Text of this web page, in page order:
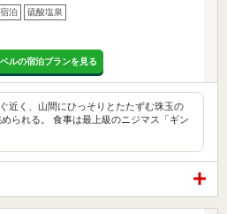
宿泊 硫酸塩泉
ルの宿泊プランを見る
近く、山間にひっそりとたたずむ珠玉の
られる。 食事は最上級のニジマス「ギン